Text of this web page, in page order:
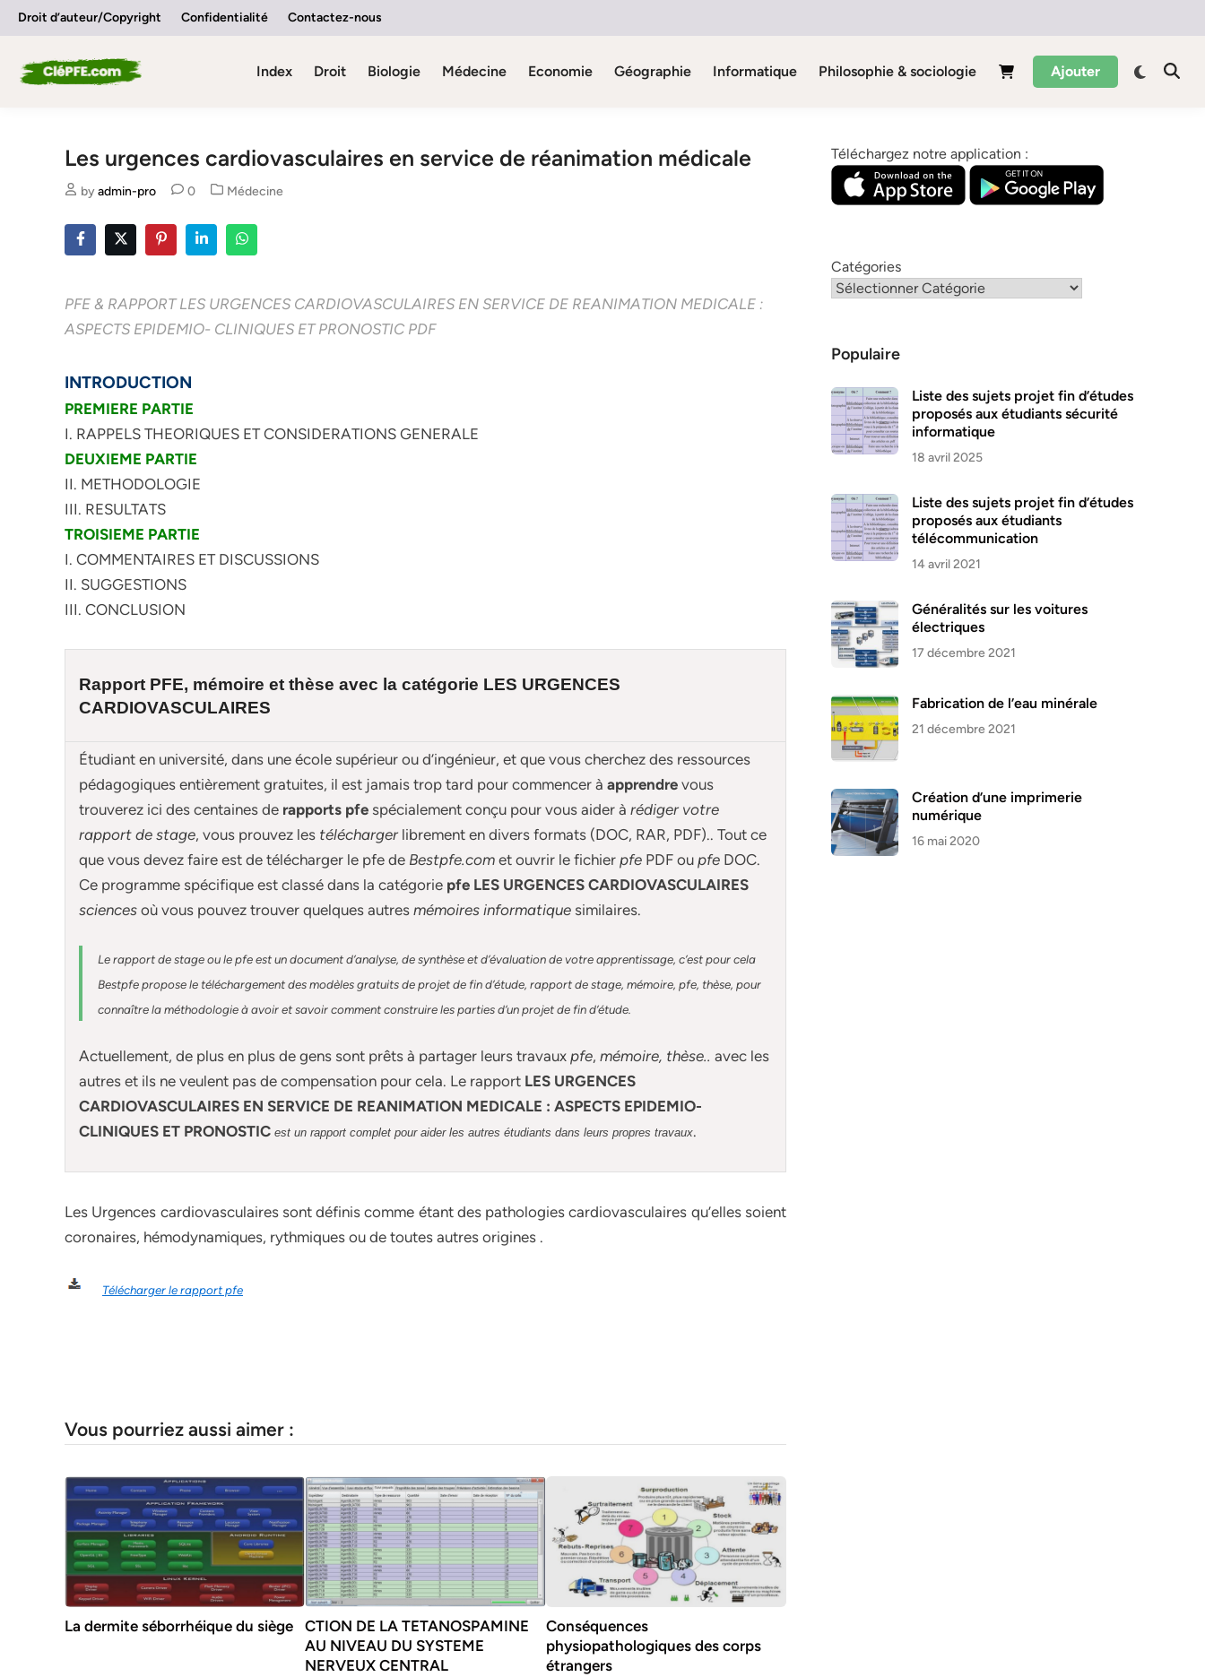
SkipDroit d’auteur/Copyright Confidentialité Contactez-nous
Index Droit Biologie Médecine Economie Géographie Informatique Philosophie & sociologie Ajouter
Les urgences cardiovasculaires en service de réanimation médicale
byadmin-pro 0
Posted
Médecine
PFE & RAPPORT LES URGENCES CARDIOVASCULAIRES EN SERVICE DE REANIMATION MEDICALE :
ASPECTS EPIDEMIO- CLINIQUES ET PRONOSTIC PDF
INTRODUCTION
PREMIERE PARTIE
I. RAPPELS THEORIQUES ET CONSIDERATIONS GENERALE
DEUXIEME PARTIE
II. METHODOLOGIE
III. RESULTATS
TROISIEME PARTIE
I. COMMENTAIRES ET DISCUSSIONS
II. SUGGESTIONS
III. CONCLUSION
Rapport PFE, mémoire et thèse avec la catégorie LES URGENCES
CARDIOVASCULAIRES
Étudiant en université, dans une école supérieur ou d’ingénieur, et que vous cherchez des ressources
pédagogiques entièrement gratuites, il est jamais trop tard pour commencer à apprendre vous
trouverez ici des centaines de rapports pfe spécialement conçu pour vous aider à rédiger votre
rapport de stage, vous prouvez les télécharger librement en divers formats (DOC, RAR, PDF).. Tout ce
que vous devez faire est de télécharger le pfe de Bestpfe.com et ouvrir le fichier pfe PDF ou pfe DOC.
Ce programme spécifique est classé dans la catégorie pfe LES URGENCES CARDIOVASCULAIRES
sciences où vous pouvez trouver quelques autres mémoires informatique similaires.
Le rapport de stage ou le pfe est un document d’analyse, de synthèse et d’évaluation de votre apprentissage, c’est pour cela
Bestpfepropose le téléchargement des modèles gratuits de projet de fin d’étude, rapport de stage, mémoire, pfe, thèse, pour
connaître la méthodologie à avoir et savoir comment construire les parties d’un projet de fin d’étude
Actuellement, de plus en plus de gens sont prêts à partager leurs travaux pfe, mémoire, thèse.. avec les
autres et ils ne veulent pas de compensation pour cela. Le rapport LES URGENCES
CARDIOVASCULAIRES EN SERVICE DE REANIMATION MEDICALE : ASPECTS EPIDEMIO-
CLINIQUES ET PRONOSTIC est un rapport complet pour aider les autres étudiants dans leurs propres travaux.
Les Urgences cardiovasculaires sont définis comme étant des pathologies cardiovasculaires qu’elles soient
coronaires, hémodynamiques, rythmiques ou de toutes autres origines .
Télécharger le rapport pfe
Vous pourriez aussi aimer :
La dermite séborrhéique du siège
CTION DE LA TETANOSPAMINE
AU NIVEAU DU SYSTEME
NERVEUX CENTRAL
Conséquences
physiopathologiques des corps
étrangers
Téléchargez notre application :
Catégories
Populaire
Liste des sujets projet fin d’études
proposés aux étudiants sécurité
informatique
18 avril 2025
Liste des sujets projet fin d’études
proposés aux étudiants
télécommunication
14 avril 2021
Généralités sur les voitures
électriques
17 décembre 2021
Fabrication de l’eau minérale
21 décembre 2021
Création d’une imprimerie
numérique
16 mai 2020